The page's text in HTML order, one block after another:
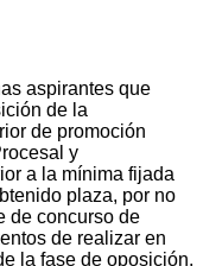
aspirantes que
de la
de promoción
y
a la mínima fijada
plaza, por no
de concurso de
de realizar en
la fase de oposición.